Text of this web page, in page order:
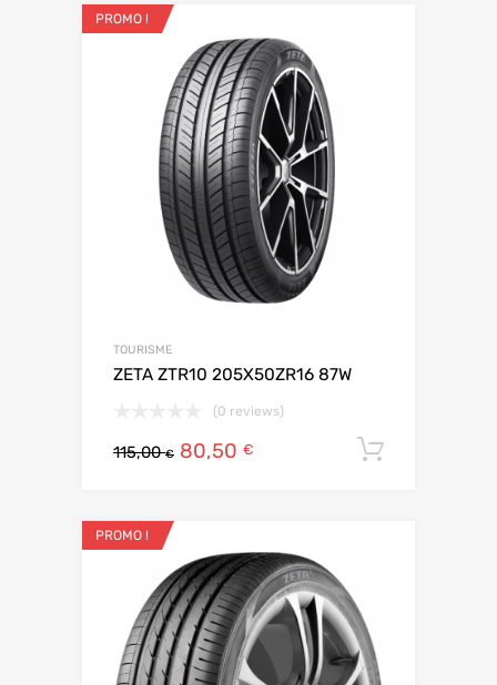
PROMO !
TOURISME
ZETA ZTR10 205X50ZR16 87W
(0 reviews)
115,00€ 80,50 €
PROMO !